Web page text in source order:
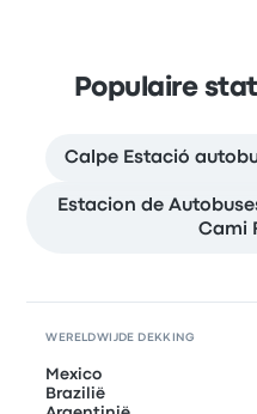
Populaire
Calpe Estació
Estacion de
Cami
WERELDWIJDE DEKKING
Mexico
Brazilië